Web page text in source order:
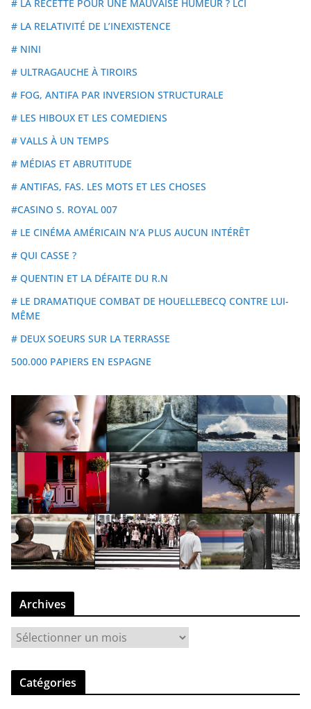
# LA RECETTE POUR UNE MAUVAISE HUMEUR ? LCI
# LA RELATIVITÉ DE L’INEXISTENCE
# NINI
# ULTRAGAUCHE À TIROIRS
# FOG, ANTIFA PAR INVERSION STRUCTURALE
# LES HIBOUX ET LES COMEDIENS
# VALLS À UN TEMPS
# MÉDIAS ET ABRUTITUDE
# ANTIFAS, FAS. LES MOTS ET LES CHOSES
#CASINO S. ROYAL 007
# LE CINÉMA AMÉRICAIN N’A PLUS AUCUN INTÉRÊT
# QUI CASSE ?
# QUENTIN ET LA DÉFAITE DU R.N
# LE DRAMATIQUE COMBAT DE HOUELLEBECQ CONTRE LUI-
MÊME
# DEUX SOEURS SUR LA TERRASSE
500.000 PAPIERS EN ESPAGNE
Archives
c
Catégories